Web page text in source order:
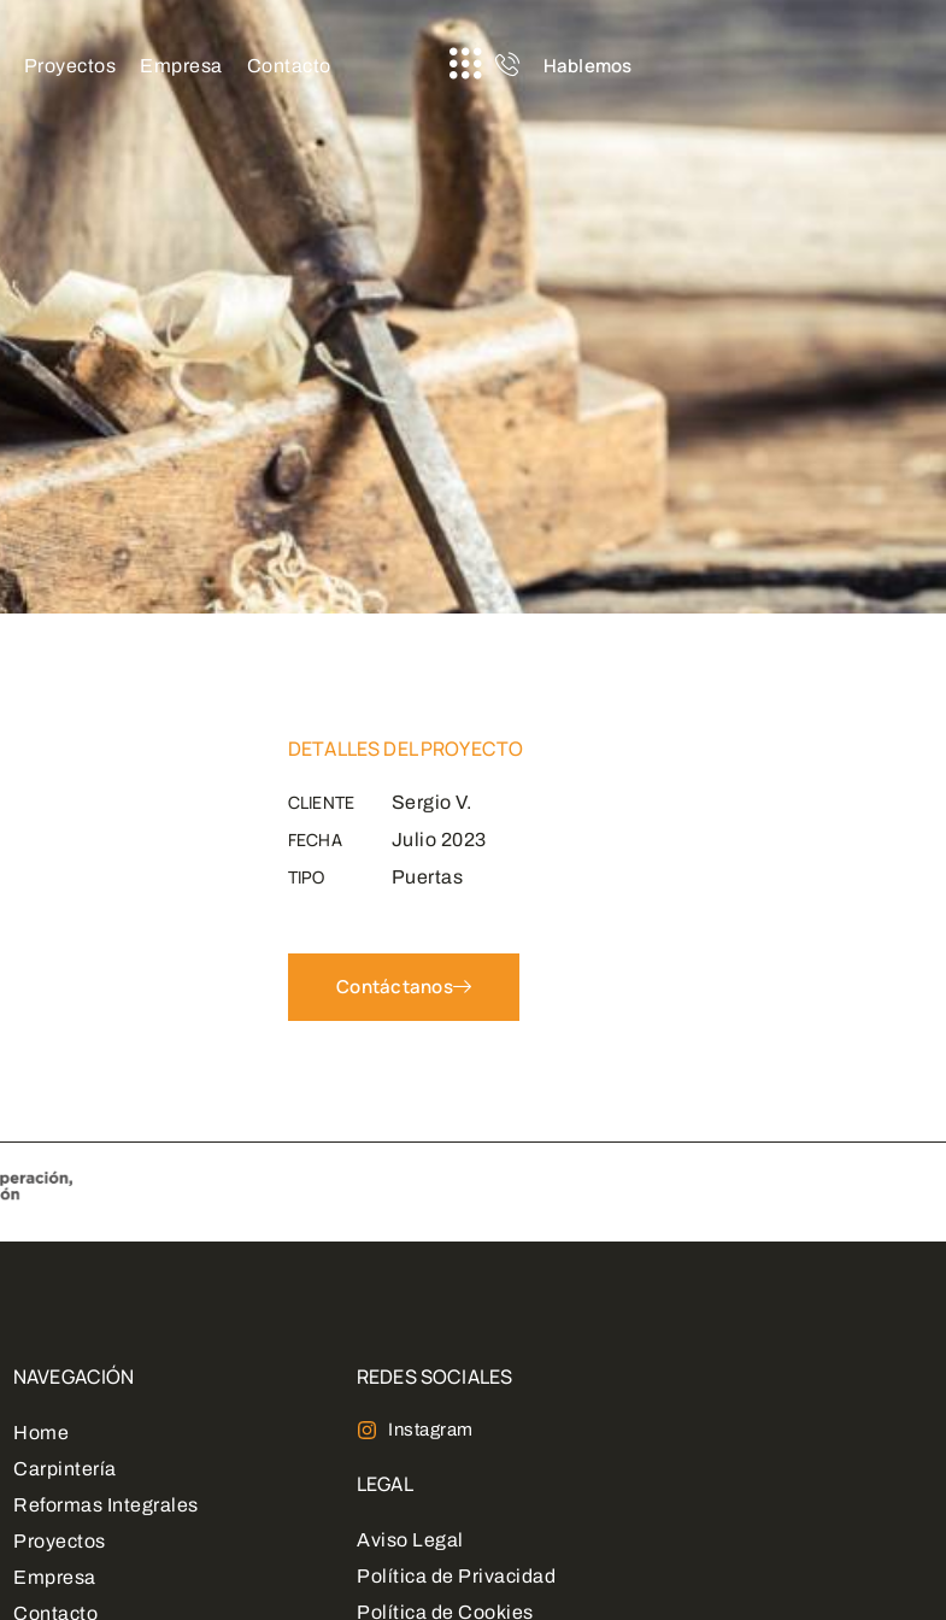
Proyectos Empresa Contacto Hablemos
DETALLES DEL PROYECTO
CLIENTE Sergio V.
FECHA Julio 2023
TIPO Puertas
Contáctanos
NAVEGACIÓN
Home
Carpintería
Reformas Integrales
Proyectos
Empresa
Contacto
REDES SOCIALES
Instagram
LEGAL
Aviso Legal
Política de Privacidad
Política de Cookies